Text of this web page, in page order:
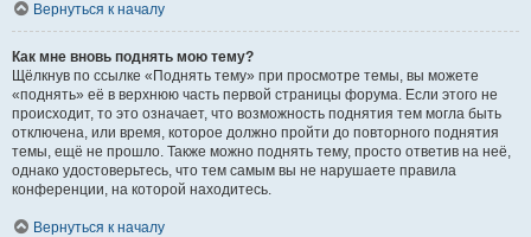
Вернуться к началу
Как мне вновь поднять мою тему?
Щёлкнув по ссылке «Поднять тему» при просмотре темы, вы можете
«поднять» её в верхнюю часть первой страницы форума. Если этого не
происходит, то это означает, что возможность поднятия тем могла быть
отключена, или время, которое должно пройти до повторного поднятия
темы, ещё не прошло. Также можно поднять тему, просто ответив на неё,
однако удостоверьтесь, что тем самым вы не нарушаете правила
конференции, на которой находитесь.
Вернуться к началу